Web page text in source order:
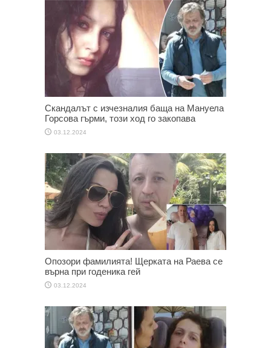
Скандалът с изчезналия баща на Мануела
Горсова гърми, този ход го закопава
03.12.2024
Опозори фамилията! Щерката на Раева се
върна при годеника гей
03.12.2024